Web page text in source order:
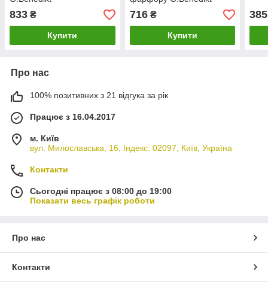
833 ₴
Купити
716₴
Купити
385
Про нас
100% позитивних з 21 відгука за рік
Працює з 16.04.2017
м. Київ
вул. Милославська, 16, Індекс: 02097, Київ, Україна
Контакти
Сьогодні працює з 08:00 до 19:00
Показати весь графік роботи
Про нас
Контакти